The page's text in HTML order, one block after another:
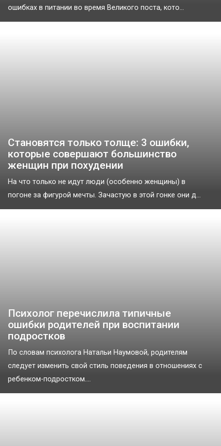
ошибках в питании во время Великого поста, кото...
Становятся только толще: 3 ошибки,
которые совершают большинство
женщин при похудении
На что только не идут люди (особенно женщины) в
погоне за фигурой мечты. Зачастую в этой гонке они д...
Психолог перечислила типичные
ошибки родителей при воспитании
подростков
По словам психолога Натальи Наумовой, родителям
следует изменить свой стиль поведения в отношениях с
ребенком-подростком....